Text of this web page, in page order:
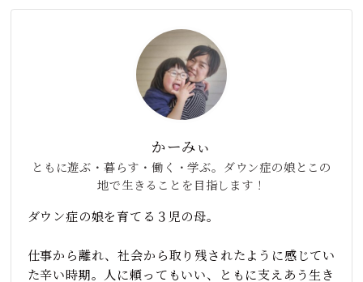
かーみぃ
ともに遊ぶ・暮らす・働く・学ぶ。ダウン症の娘とこの
地で生きることを目指します！
ダウン症の娘を育てる３児の母。
仕事から離れ、社会から取り残されたように感じてい
た辛い時期。人に頼ってもいい、ともに支えあう生き